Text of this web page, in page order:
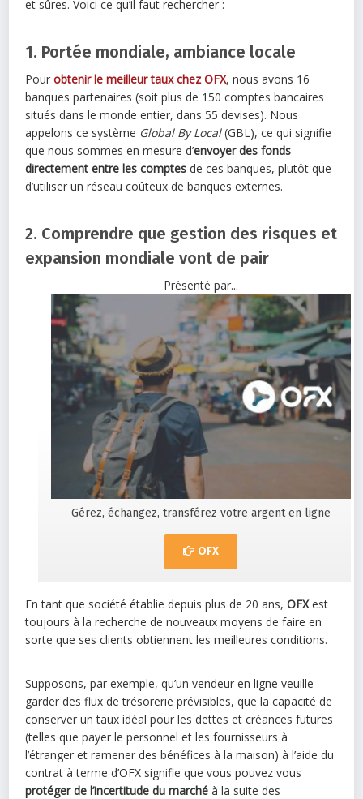
et sûres. Voici ce qu’il faut rechercher :
1. Portée mondiale, ambiance locale
Pourobtenir le meilleur taux chez OFX, nous avons 16
banques partenaires (soit plus de 150 comptes bancaires
situés dans le monde entier, dans 55 devises). Nous
appelons ce système Global By Local(GBL), ce qui signifie
que nous sommes en mesure d’envoyer des fonds
directement entre les comptes de ces banques, plutôt que
d’utiliser un réseau coûteux de banques externes.
2. Comprendre que gestion des risques et
expansion mondiale vont de pair
Présenté par...
Gérez, échangez, transférez votre argent en ligne
OFX
En tant que société établie depuis plus de 20 ans,OFXest
toujours à la recherche de nouveaux moyens de faire en
sorte que ses clients obtiennent les meilleures conditions.
Supposons, par exemple, qu’un vendeur en ligne veuille
garder des flux de trésorerie prévisibles, que la capacité de
conserver un taux idéal pour les dettes et créances futures
(telles que payer le personnel et les fournisseurs à
l’étranger et ramener des bénéfices à la maison) à l’aide du
contrat à terme d’OFX signifie que vous pouvez vous
protéger de l’incertitude du marché à la suite des